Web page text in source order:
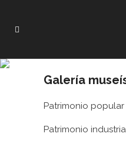
Galería
Patrimonio popular
Patrimonio